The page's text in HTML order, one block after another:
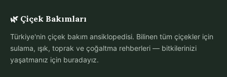
🌿 Çiçek Bakımları
Türkiye'nin çiçek bakım ansiklopedisi. Bilinen tüm çiçekler için
sulama, ışık, toprak ve çoğaltma rehberleri — bitkilerinizi
yaşatmanız için buradayız.